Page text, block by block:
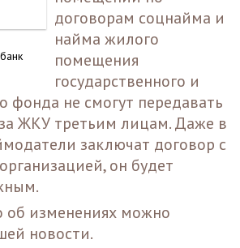
договорам соцнайма и
найма жилого
помещения
государственного и
фонда не смогут передавать
ЖКУ третьим лицам. Даже в
заключат договор с
он будет
об изменениях можно
новости.